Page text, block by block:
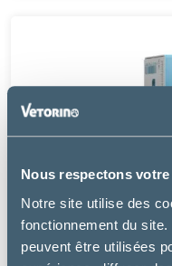
Nous respectons
Notre site utilise des
fonctionnement du
peuvent être utilisées